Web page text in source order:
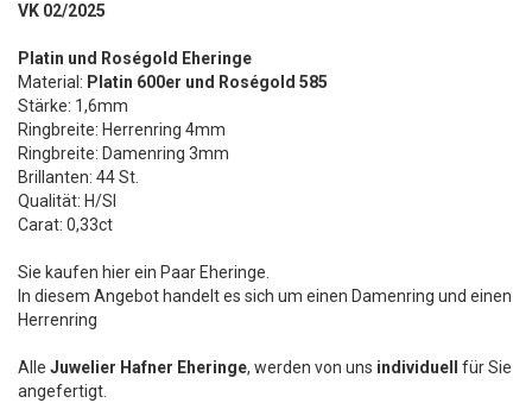
VK 02/2025
Platin und Roségold Eheringe
Material: Platin 600er und Roségold 585
Stärke: 1,6mm
Ringbreite: Herrenring 4mm
Ringbreite: Damenring 3mm
Brillanten: 44 St.
Qualität: H/SI
Carat: 0,33ct
Sie kaufen hier ein Paar Eheringe.
In diesem Angebot handelt es sich um einen Damenring und einen
Herrenring
Alle Juwelier Hafner Eheringe, werden von uns individuell
für Sie
angefertigt.